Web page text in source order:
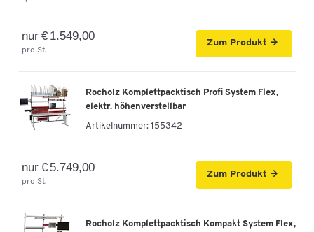
nur € 1.549,00
pro St.
Zum Produkt
Rocholz Komplettpacktisch Profi System Flex,
elektr. höhenverstellbar
Artikelnummer: 155342
nur € 5.749,00
pro St.
Zum Produkt
Rocholz Komplettpacktisch Kompakt System Flex,